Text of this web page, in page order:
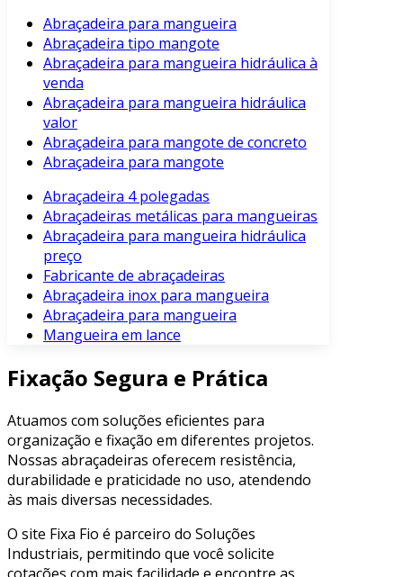
Abraçadeira para mangueira
Abraçadeira tipo mangote
Abraçadeira para mangueira hidráulica à
venda
Abraçadeira para mangueira hidráulica
valor
Abraçadeira para mangote de concreto
Abraçadeira para mangote
Abraçadeira 4 polegadas
Abraçadeiras metálicas para mangueiras
Abraçadeira para mangueira hidráulica
preço
Fabricante de abraçadeiras
Abraçadeira inox para mangueira
Abraçadeira para mangueira
Mangueira em lance
Fixação Segura e Prática
Atuamos com soluções eficientes para
organização e fixação em diferentes projetos.
Nossas abraçadeiras oferecem resistência,
durabilidade e praticidade no uso, atendendo
às mais diversas necessidades.
O site Fixa Fio é parceiro do Soluções
Industriais, permitindo que você solicite